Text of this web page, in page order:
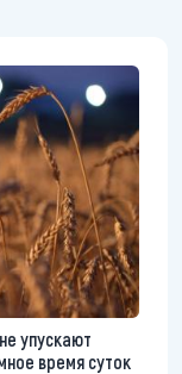
упускают
время суток